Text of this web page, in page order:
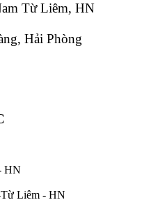
Nam Từ Liêm, HN
Hải Phòng
HN
Liêm - HN